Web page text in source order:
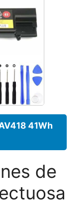
41Wh
de